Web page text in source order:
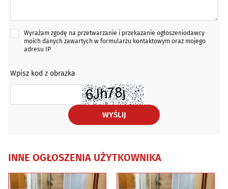
Wyrażam zgodę na przetwarzanie i przekazanie ogłoszeniodawcy
moich danych zawartych w formularzu kontaktowym oraz mojego
adresu IP
Wpisz kod z obrazka
WYŚLIJ
INNE OGŁOSZENIA UŻYTKOWNIKA